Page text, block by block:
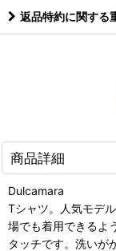
返品特約に関する
商品詳細
Dulcamara
Tシャツ。人気モデ
場でも着用できるよ
タッチです。洗いが